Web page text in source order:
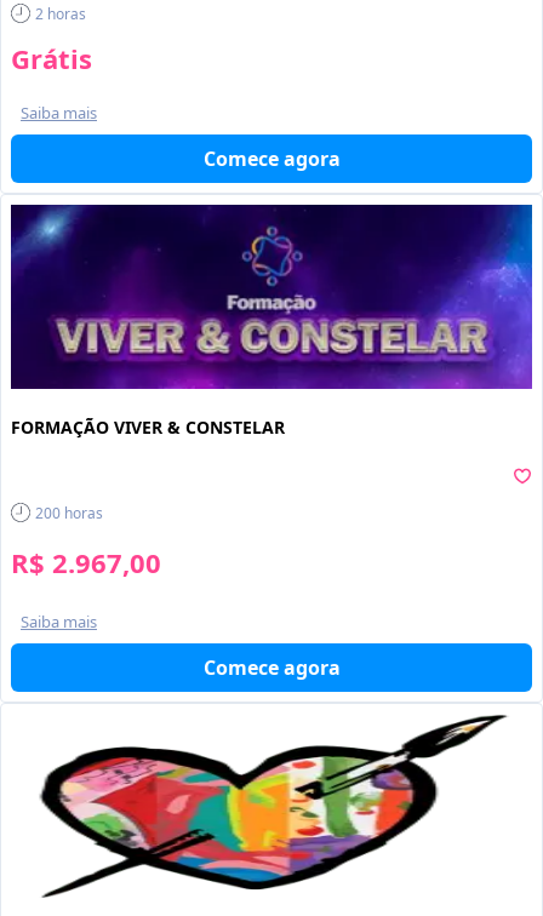
2 horas
Grátis
Saiba mais
Comece agora
FORMAÇÃO VIVER & CONSTELAR
200 horas
R$ 2.967,00
Saiba mais
Comece agora